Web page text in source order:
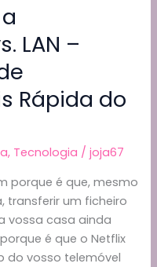
LAN –
Rápida do
, Tecnologia /joja67
porque é que, mesmo
transferir um ficheiro
vossa casa ainda
é que o Netflix
do vosso telemóvel